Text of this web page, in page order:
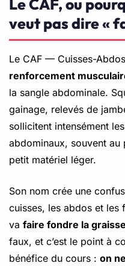
veut pas dire «
Le CAF — Cuisses-
renforcement
la sangle abdominale.
gainage, relevés de
sollicitent intensément
abdominaux, souvent
petit matériel léger.
Son nom crée une
cuisses, les abdos et les
va faire fondre la
faux, et c’est le point à
bénéfice du cours : on